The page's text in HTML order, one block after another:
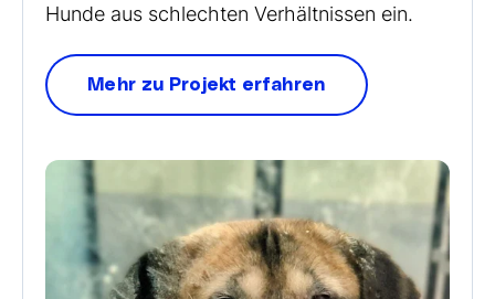
Hunde aus schlechten Verhältnissen ein.
Mehr zu Projekt erfahren